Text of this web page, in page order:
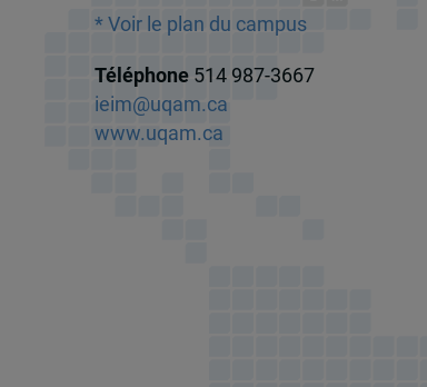
* Voir le plan du campus
Téléphone 514 987-3667
ieim@uqam.ca
www.uqam.ca